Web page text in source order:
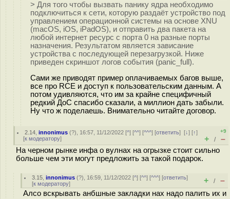
> Для того чтобы вызвать панику ядра необходимо
подключиться к сети, которую раздаёт устройство под
управлением операционной системы на основе XNU
(macOS, iOS, iPadOS), и отправить два пакета на
любой интернет ресурс с порта 0 на разные порты
назначения. Результатом является зависание
устройства с последующей перезагрузкой. Ниже
приведен скриншот логов события (panic_full).
Сами же приводят пример оплачиваемых багов выше,
все про RCE и доступ к пользовательским данным. А
потом удивляются, что им за крайне специфичный
редкий ДоС спасибо сказали, а миллион дать забыли.
Ну что ж поделаешь. Внимательно читайте договор.
2.14 ,innonimus (?), 16:57, 11/12/2022 [^] [^^] [^^^] [ответить][↓] [↑]
[к модератору]
+9
+ / –
На черном рынке инфа о вулнах на огрызке стоит сильно
больше чем эти могут предложить за такой подарок.
3.15 ,innonimus (?), 16:59, 11/12/2022 [^] [^^] [^^^] [ответить]
[к модератору] + / –
Алсо вскрывать анбшные закладки нах надо палить их и